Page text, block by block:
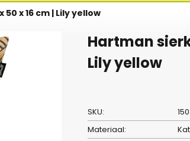
x 16 cm | Lily yellow
Hartman
Lily yellow
SKU:
Materiaal: